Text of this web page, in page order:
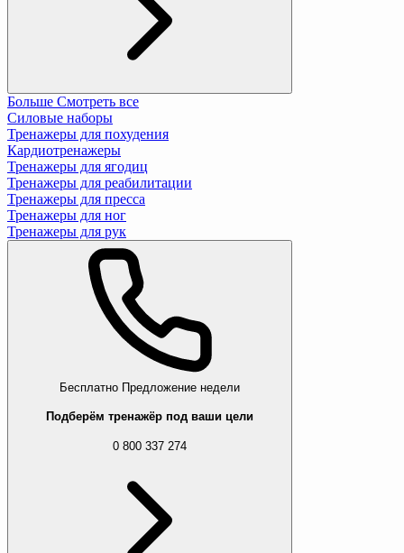
Больше Смотреть все
Силовые наборы
Тренажеры для похудения
Кардиотренажеры
Тренажеры для ягодиц
Тренажеры для реабилитации
Тренажеры для пресса
Тренажеры для ног
Тренажеры для рук
Бесплатно Предложение недели
Подберём тренажёр под ваши цели
0 800 337 274